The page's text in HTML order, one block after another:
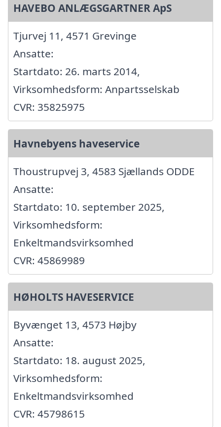
HAVEBO ANLÆGSGARTNER ApS
Tjurvej 11, 4571 Grevinge
Ansatte:
Startdato: 26. marts 2014,
Virksomhedsform: Anpartsselskab
CVR: 35825975
Havnebyens haveservice
Thoustrupvej 3, 4583 Sjællands ODDE
Ansatte:
Startdato: 10. september 2025,
Virksomhedsform:
Enkeltmandsvirksomhed
CVR: 45869989
HØHOLTS HAVESERVICE
Byvænget 13, 4573 Højby
Ansatte:
Startdato: 18. august 2025,
Virksomhedsform:
Enkeltmandsvirksomhed
CVR: 45798615